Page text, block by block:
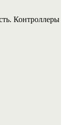
Контроллеры